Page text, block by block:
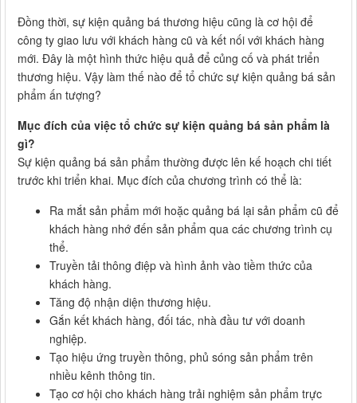
Đồng thời, sự kiện quảng bá thương hiệu cũng là cơ hội để
công ty giao lưu với khách hàng cũ và kết nối với khách hàng
mới. Đây là một hình thức hiệu quả để củng cố và phát triển
thương hiệu. Vậy làm thế nào để tổ chức sự kiện quảng bá sản
phẩm ấn tượng?
Mục đích của việc tổ chức sự kiện quảng bá sản phẩm là
gì?
Sự kiện quảng bá sản phẩm thường được lên kế hoạch chi tiết
trước khi triển khai. Mục đích của chương trình có thể là:
Ra mắt sản phẩm mới hoặc quảng bá lại sản phẩm cũ để
khách hàng nhớ đến sản phẩm qua các chương trình cụ
thể.
Truyền tải thông điệp và hình ảnh vào tiềm thức của
khách hàng.
Tăng độ nhận diện thương hiệu.
Gắn kết khách hàng, đối tác, nhà đầu tư với doanh
nghiệp.
Tạo hiệu ứng truyền thông, phủ sóng sản phẩm trên
nhiều kênh thông tin.
Tạo cơ hội cho khách hàng trải nghiệm sản phẩm trực